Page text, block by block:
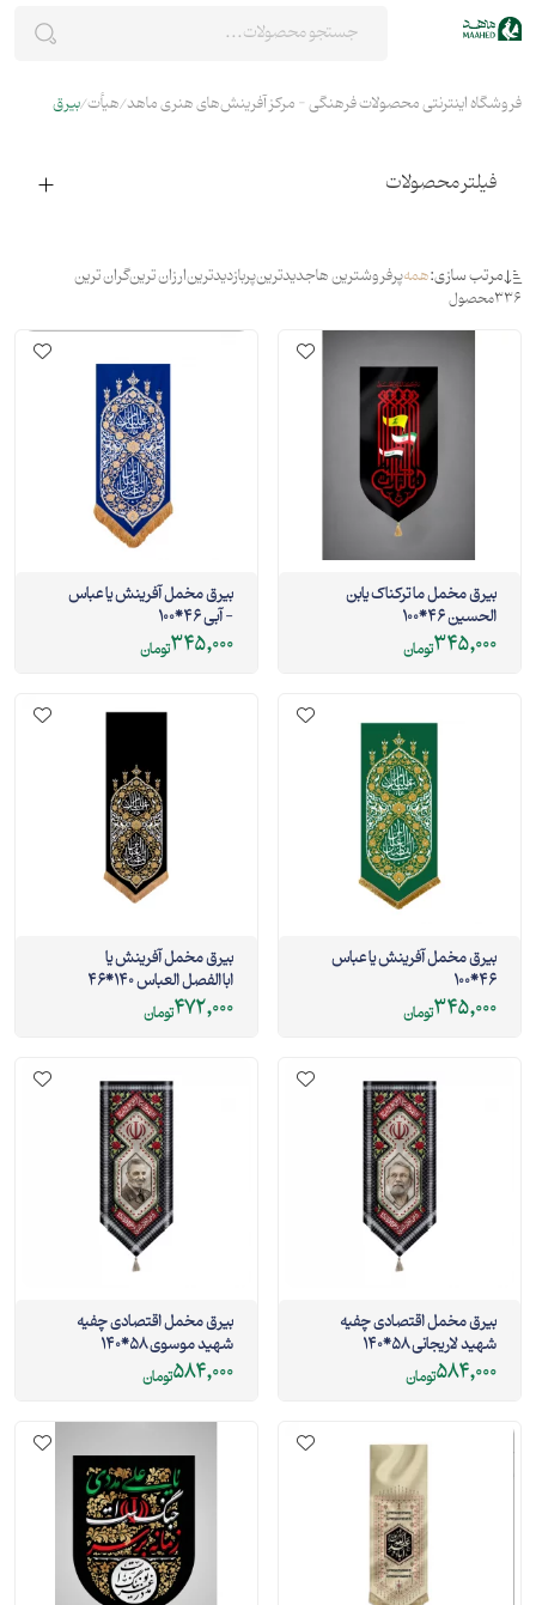
فروشگاه اینترنتی محصولات فرهنگی - مرکز آفرینش‌های هنری ماهد هیأت بیرق
فیلتر محصولات
مرتب سازی:همهپرفروشترین هاجدیدترینپربازدیدترینارزان ترینگران ترین
336محصول
بیرق مخمل ما ترکناک یابن
الحسین 46*100
345,000تومان
بیرق مخمل آفرینش یا عباس
- آبی 46*100
345,000تومان
بیرق مخمل آفرینش یا عباس
46*100
345,000تومان
بیرق مخمل آفرینش یا
اباالفصل العباس 140*46
472,000تومان
بیرق مخمل اقتصادی چفیه
شهید لاریجانی 58*140
584,000تومان
بیرق مخمل اقتصادی چفیه
شهید موسوی 58*140
584,000تومان